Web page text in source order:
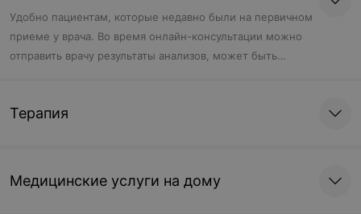
Удобно пациентам, которые недавно были на первичном
приеме у врача. Во время онлайн-консультации можно
отправить врачу результаты анализов, может быть
первичного приема.
Терапия
Медицинские услуги на дому